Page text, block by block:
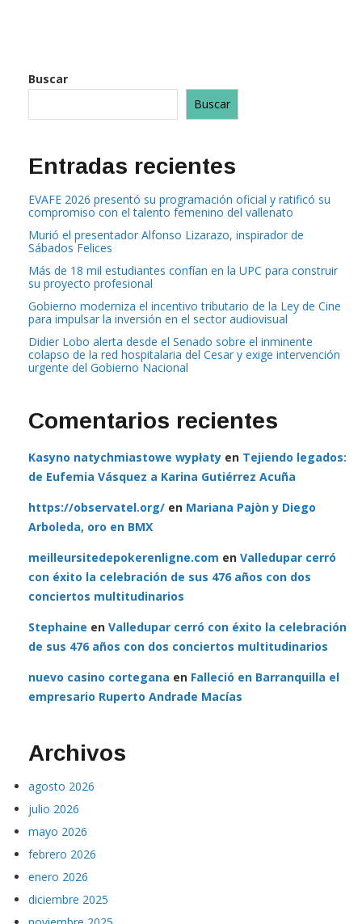
Buscar
Buscar
Entradas recientes
EVAFE 2026 presentó su programación oficial y ratificó su
compromiso con el talento femenino del vallenato
Murió el presentador Alfonso Lizarazo, inspirador de
Sábados Felices
Más de 18 mil estudiantes confían en la UPC para construir
su proyecto profesional
Gobierno moderniza el incentivo tributario de la Ley de Cine
para impulsar la inversión en el sector audiovisual
Didier Lobo alerta desde el Senado sobre el inminente
colapso de la red hospitalaria del Cesar y exige intervención
urgente del Gobierno Nacional
Comentarios recientes
Kasyno natychmiastowe wypłaty en Tejiendo legados:
de Eufemia Vásquez a Karina Gutiérrez Acuña
https://observatel.org/ en Mariana Pajòn y Diego
Arboleda, oro en BMX
meilleursitedepokerenligne.com en Valledupar cerró
con éxito la celebración de sus 476 años con dos
conciertos multitudinarios
Stephaine en Valledupar cerró con éxito la celebración
de sus 476 años con dos conciertos multitudinarios
nuevo casino cortegana en Falleció en Barranquilla el
empresario Ruperto Andrade Macías
Archivos
agosto 2026
julio 2026
mayo 2026
febrero 2026
enero 2026
diciembre 2025